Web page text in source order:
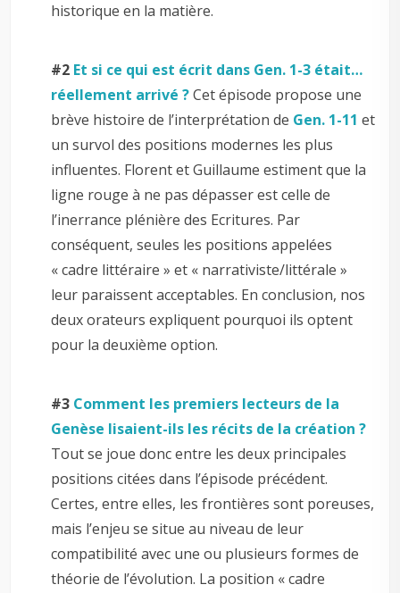
historique en la matière.
#2 Et si ce qui est écrit dans Gen. 1-3 était…
réellement arrivé ?Cet épisode propose une
brève histoire de l’interprétation de Gen. 1-11 et
un survol des positions modernes les plus
influentes. Florent et Guillaume estiment que la
ligne rouge à ne pas dépasser est celle de
l’inerrance plénière des Ecritures. Par
conséquent, seules les positions appelées
« cadre littéraire » et « narrativiste/littérale »
leur paraissent acceptables. En conclusion, nos
deux orateurs expliquent pourquoi ils optent
pour la deuxième option.
#3 Comment les premiers lecteurs de la
Genèse lisaient-ils les récits de la création ?
Tout se joue donc entre les deux principales
positions citées dans l’épisode précédent.
Certes, entre elles, les frontières sont poreuses,
mais l’enjeu se situe au niveau de leur
compatibilité avec une ou plusieurs formes de
théorie de l’évolution. La position « cadre